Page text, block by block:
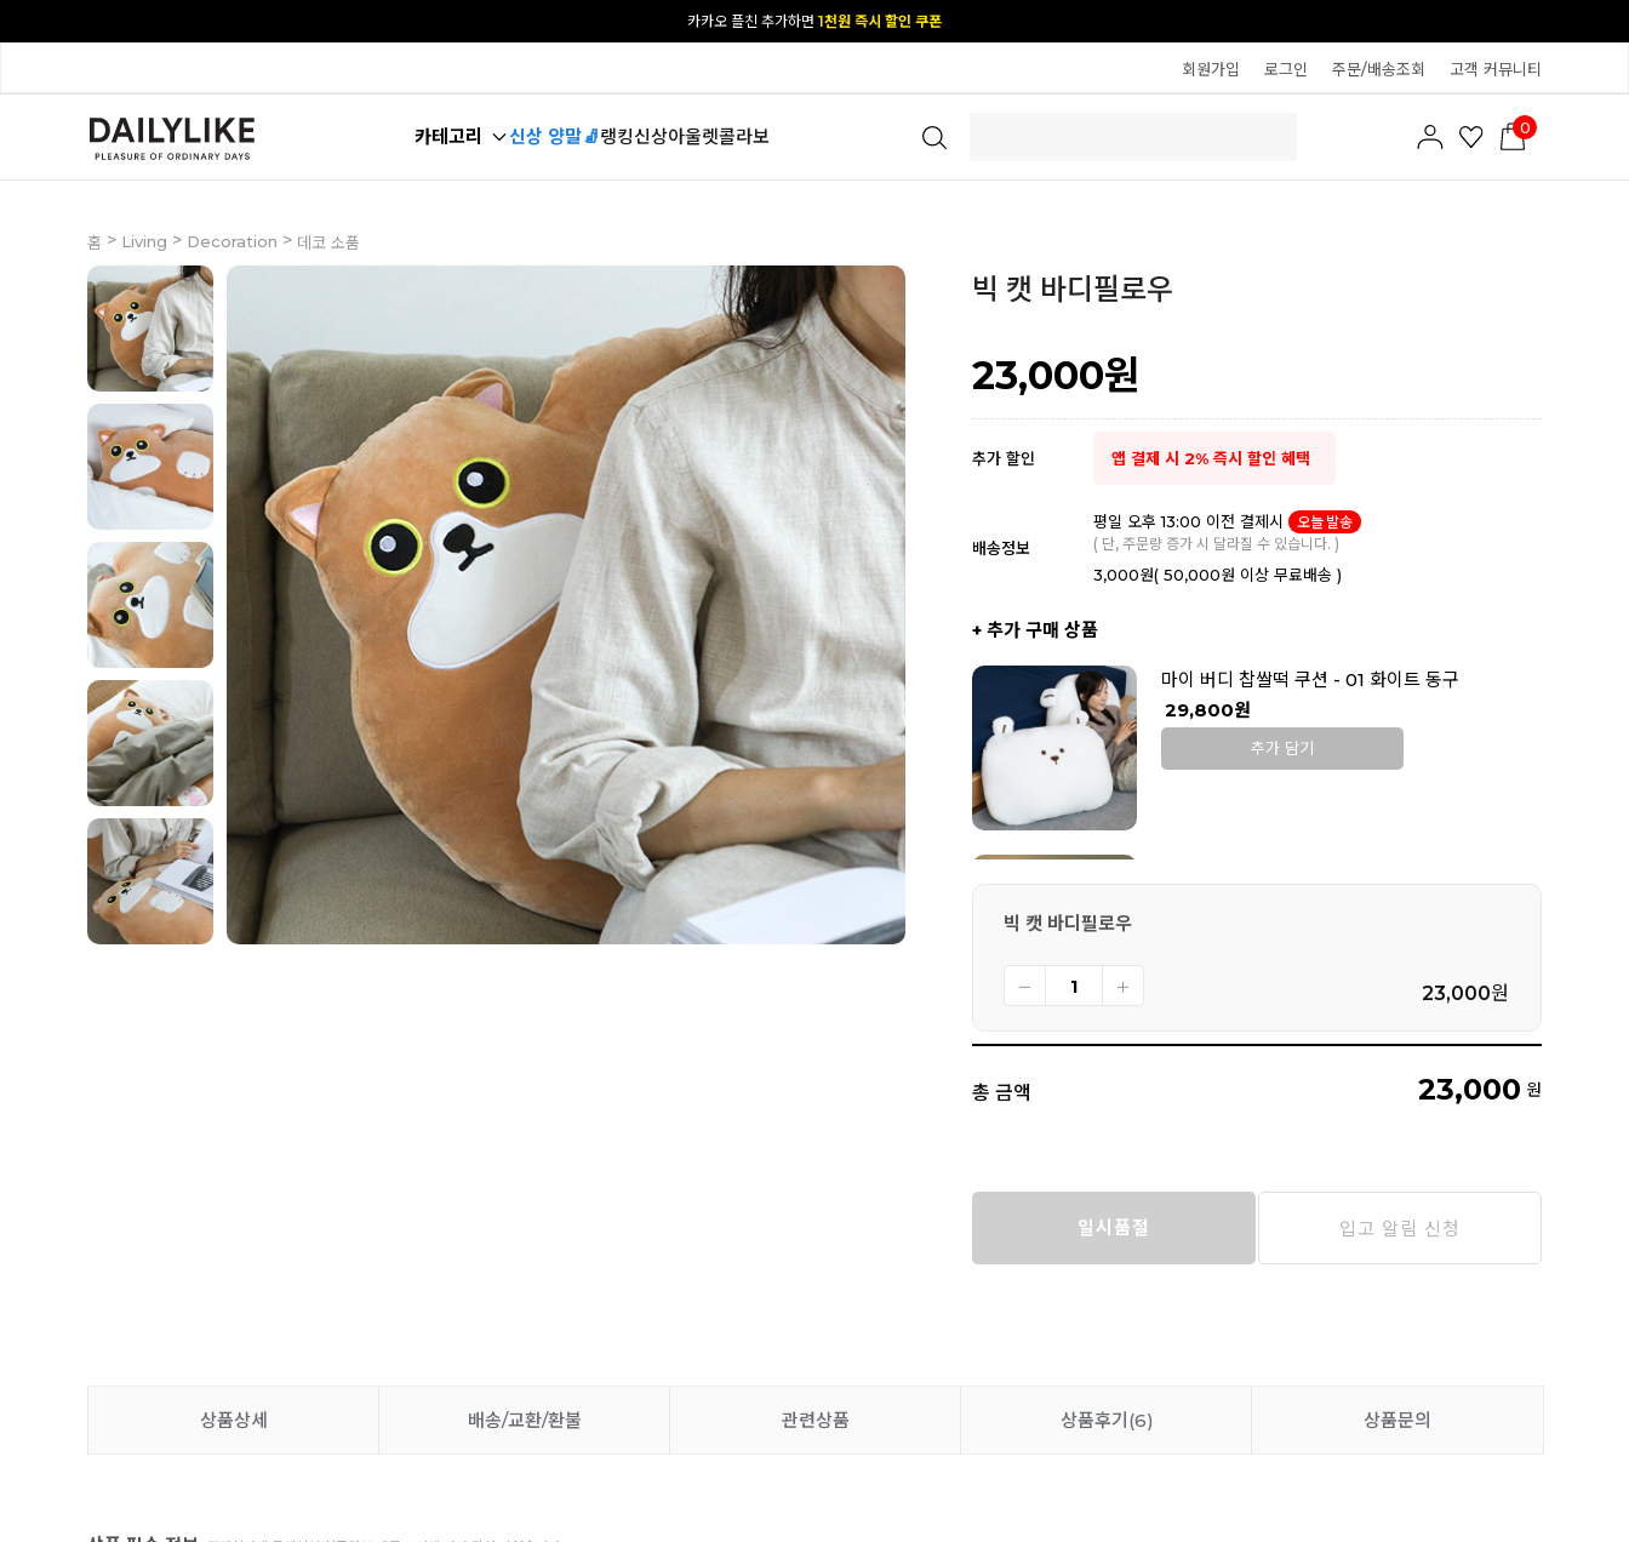
[공식몰 단독] 앱 다운받고2% 결제 할인 받기
회원가입 로그인 주문/배송조회 고객 커뮤니티
카테고리 신상 양말🧦랭킹신상아울렛콜라보 0
홈 > Living > Decoration > 데코 소품
빅 캣 바디필로우
23,000원
추가 할인 앱 결제 시 2% 즉시 할인 혜택
배송정보
평일 오후 13:00 이전 결제시
오늘 발송
( 단, 주문량 증가 시 달라질 수 있습니다. )
3,000원( 50,000원 이상 무료배송 )
+ 추가 구매 상품
마이 버디 찹쌀떡 쿠션 - 01 화이트 동구
29,800원
추가 담기
빅 캣 바디필로우
23,000원
총 금액 23,000 원
일시품절 입고 알림 신청
상품상세 배송/교환/환불 관련상품 상품후기(6) 상품문의